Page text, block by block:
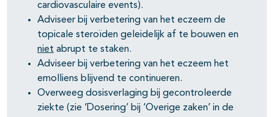
cardiovasculaire events).
Adviseer bij verbetering van het eczeem de
topicale steroïden geleidelijk af te bouwen en
niet abrupt te staken.
Adviseer bij verbetering van het eczeem het
emolliens blijvend te continueren.
Overweeg dosisverlaging bij gecontroleerde
ziekte (zie ‘Dosering’ bij ‘Overige zaken’ in de